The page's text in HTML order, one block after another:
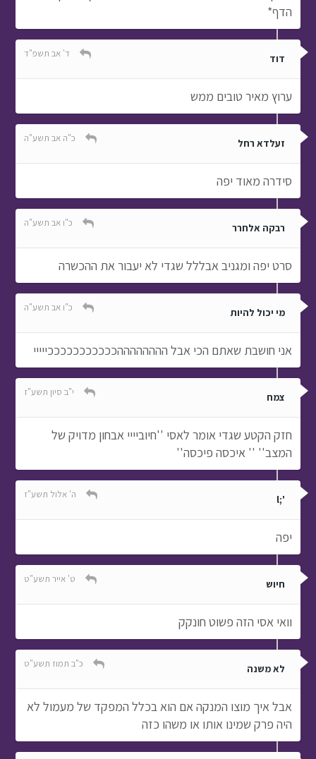
הדף*
דוד ד' אב תשפ"ד
ערוץ מאיר טובים ממש
זעלדא רחל כ"ה אב תשע"ה
סידרה מאוד יפה
רבקה אלחרר כ"ו אב תשע"ה
סרט יפה ומגניב אבללל שגדי לא יעבור את ההכשרה
מי יכול להיות כ"ו אב תשע"ה
אני חושבת שאתם הכי אבל ההההההההכככככככככככייייי
צמח י"ב סיון תשע"ז
חזק הקטע שגדי אומר לאסי ''חיוביייי אבחון מדויק של
המצב'' '' איכסה פיכסה''
';l ה' אלול תשע"ז
יפה
חיוש ט' אייר תשע"ט
וואי אסי הזה פשוט חונקק
לא משנה כ"ב תמוז תשע"ט
אבל איך מוצו המנקה אם הוא בכלל המפקד של מעמול לא
היה פרק שמינו אותו או משהו כזה